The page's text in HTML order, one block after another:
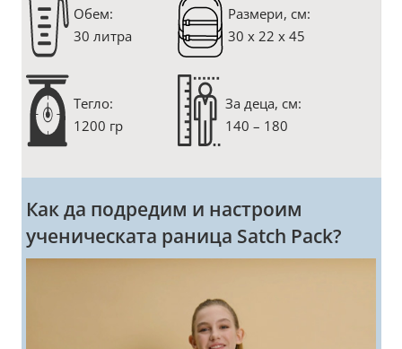
Oбем:
30 литра
Размери, см:
30 x 22 x 45
Тегло:
1200 гр
За деца, см:
140 – 180
Как да подредим и настроим
ученическата раница Satch Pack?